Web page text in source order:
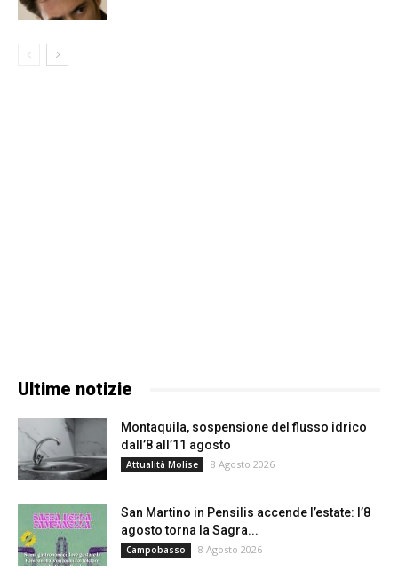
Ultime notizie
Montaquila, sospensione del flusso idrico
dall’8 all’11 agosto
Attualità Molise 8 Agosto 2026
San Martino in Pensilis accende l’estate: l’8
agosto torna la Sagra...
Campobasso 8 Agosto 2026